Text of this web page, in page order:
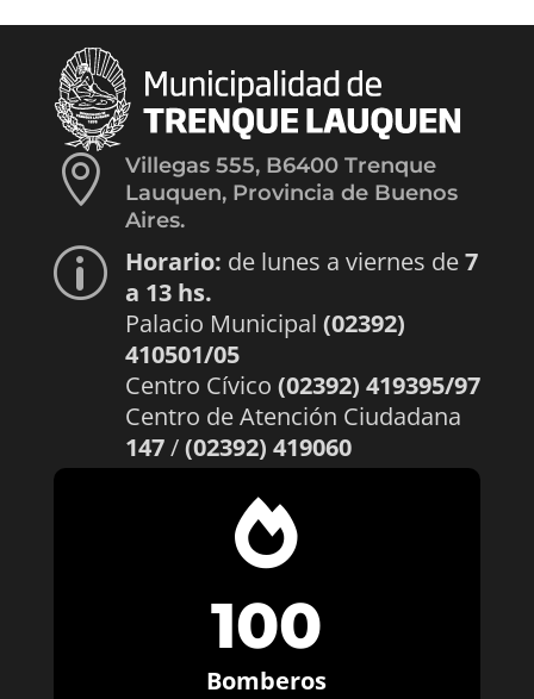

Villegas 555, B6400 Trenque
Lauquen, Provincia de Buenos
Aires.
p Horario: de lunes a viernes de7
a 13 hs.
Palacio Municipal (02392)
410501/05
Centro Cívico (02392) 419395/97
Centro de Atención Ciudadana
147/(02392) 419060

100
Bomberos